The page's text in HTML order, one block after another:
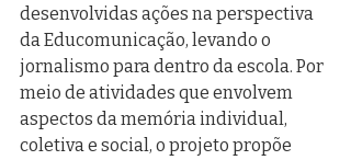
desenvolvidas ações na perspectiva
da Educomunicação, levando o
jornalismo para dentro da escola. Por
meio de atividades que envolvem
aspectos da memória individual,
coletiva e social, o projeto propõe